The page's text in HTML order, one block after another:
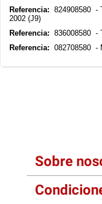
Referencia: 824908580 -
2002 (J9)
Referencia: 836008580 -
Referencia: 082708580 -
Sobre